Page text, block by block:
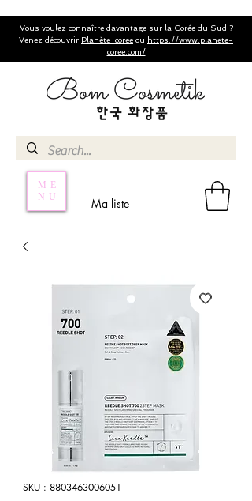
ME
NU
Ma liste
Vous voulez connaître davantage sur la Corée du Sud ?
Venez découvrir Planète_coree ou https://www.planete-
coree.com/
SKU : 8803463006051